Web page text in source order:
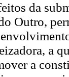
da
Outro,
a
a